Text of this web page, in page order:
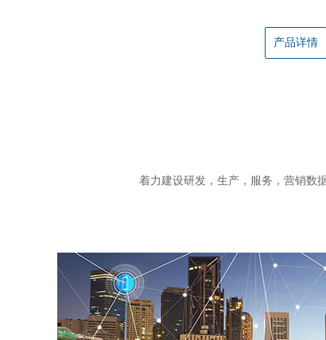
产品详情
着力建设研发，生产，服务，营销数